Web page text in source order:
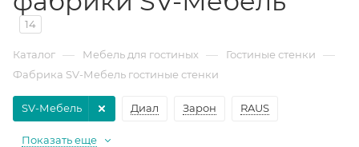
14
Каталог — Мебель для гостиных — Гостиные стенки —
Фабрика SV-Мебель гостиные стенки
Диал Зарон RAUS
SV-Мебель
Показать еще